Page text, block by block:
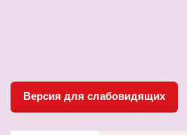
Версия для слабовидящих